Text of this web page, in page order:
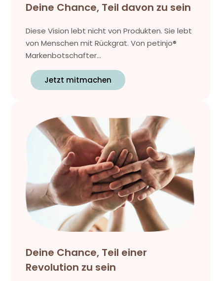
Deine Chance, Teil davon zu sein
Diese Vision lebt nicht von Produkten. Sie lebt
von Menschen mit Rückgrat. Von petinjo®
Markenbotschafter...
Jetzt mitmachen
Deine Chance, Teil einer
Revolution zu sein